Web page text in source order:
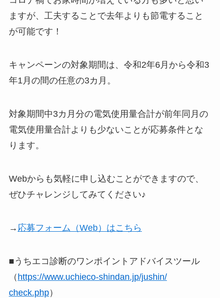
ますが、工夫することで去年よりも節電すること
が可能です！
キャンペーンの対象期間は、令和2年6月から令和3
年1月の間の任意の3カ月。
対象期間中3カ月分の電気使用量合計が前年同月の
電気使用量合計よりも少ないことが応募条件とな
ります。
Webからも気軽に申し込むことができますので、
ぜひチャレンジしてみてください♪
→ 応募フォーム（Web）はこちら
■うちエコ診断のワンポイントアドバイスツール
（ https://www.uchieco-shindan.jp/jushin/
check.php）